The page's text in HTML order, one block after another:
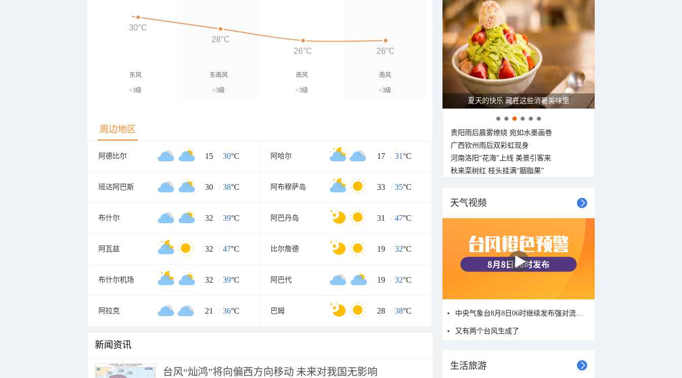
东风
<3级
东南风
<3级
南风
<3级
南风
<3级
30°C
28°C
26°C
26°C
周边地区
阿德比尔 15 / 30°C 阿哈尔 17 / 31°C
班达阿巴斯 30 / 38°C 阿布穆萨岛 33 / 35°C
布什尔 32 / 39°C 阿巴丹岛 31 / 47°C
阿瓦兹 32 / 47°C 比尔詹德 19 / 32°C
布什尔机场 32 / 39°C 阿巴代 19 / 32°C
阿拉克 21 / 36°C 巴姆 28 / 38°C
新闻资讯
台风“灿鸿”将向偏西方向移动 未来对我国无影响
夏天的快乐 藏在这些消暑美味里
贵阳雨后晨雾缭绕 宛如水墨画卷
广西钦州雨后双彩虹现身
河南洛阳“花海”上线 美景引客来
秋来栾树红 枝头挂满“胭脂果”
天气视频
中央气象台8月8日06时继续发布强对流天气蓝色预警
又有两个台风生成了
生活旅游